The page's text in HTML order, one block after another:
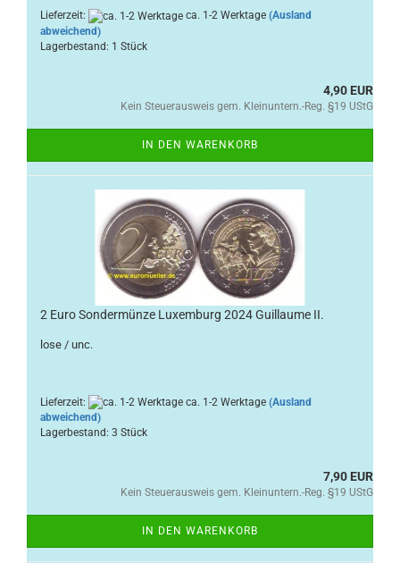
Lieferzeit: ca. 1-2 Werktage (Ausland
abweichend)
Lagerbestand: 1 Stück
4,90 EUR
Kein Steuerausweis gem. Kleinuntern.-Reg. §19 UStG
IN DEN WARENKORB
2 Euro Sondermünze Luxemburg 2024 Guillaume II.
lose / unc.
Lieferzeit: ca. 1-2 Werktage (Ausland
abweichend)
Lagerbestand: 3 Stück
7,90 EUR
Kein Steuerausweis gem. Kleinuntern.-Reg. §19 UStG
IN DEN WARENKORB